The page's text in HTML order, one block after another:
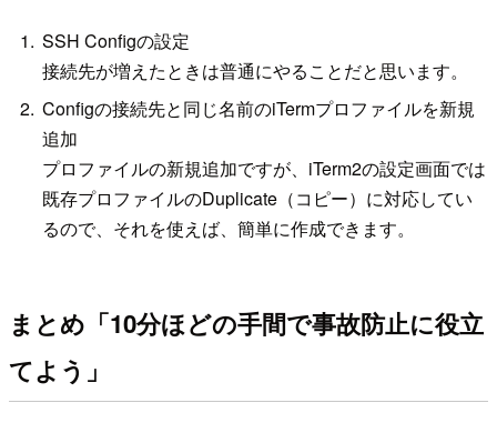
SSH Configの設定
接続先が増えたときは普通にやることだと思います。
Configの接続先と同じ名前のiTermプロファイルを新規
追加
プロファイルの新規追加ですが、iTerm2の設定画面では
既存プロファイルのDuplicate（コピー）に対応してい
るので、それを使えば、簡単に作成できます。
まとめ「10分ほどの手間で事故防止に役立
てよう」